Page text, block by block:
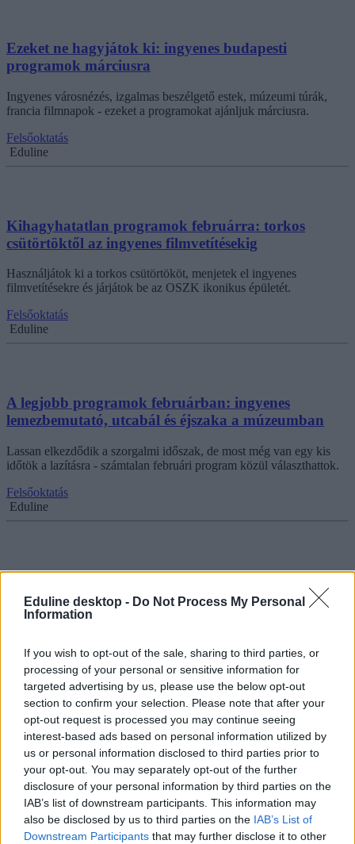
Eduline desktop - Do Not Process My Personal
Information
If you wish to opt-out of the sale, sharing to third parties, or
processing of your personal or sensitive information for
targeted advertising by us, please use the below opt-out
section to confirm your selection. Please note that after your
opt-out request is processed you may continue seeing
interest-based ads based on personal information utilized by
us or personal information disclosed to third parties prior to
your opt-out. You may separately opt-out of the further
disclosure of your personal information by third parties on the
IAB’s list of downstream participants. This information may
also be disclosed by us to third parties on the IAB’s List of
Downstream Participants that may further disclose it to other
Ezeket ne hagyjátok ki: ingyenes budapesti
programok márciusra
Ingyenes városnézés, izgalmas beszélgető estek, múzeumi túrák,
francia filmnapok - ezeket a programokat ajánljuk márciusra.
Felsőoktatás
Eduline
Kihagyhatatlan programok februárra: torkos
csütörtöktől az ingyenes filmvetítésekig
Használjátok ki a torkos csütörtököt, menjetek el ingyenes
filmvetítésekre és járjátok be az OSZK ikonikus épületét.
Felsőoktatás
Eduline
A legjobb programok februárban: ingyenes
lemezbemutató, utcabál és éjszaka a múzeumban
Lassan elkezdődik a szorgalmi időszak, de most még van egy kis
időtök a lazításra - számtalan februári program közül választhattok.
Felsőoktatás
Eduline
Egy zseniális tudós egyetemi évei, két kihagyhatatlan történelmi
versengenek idén a legjobb filmnek járó Oscar-díjért. Programajánló
a szorgalmi időszak első heteire.
Felsőoktatás
Eduline
Ezeket a téli programokat nem szabad kihagyni
Ha ránk hallgattok, a téli begubózás helyett inkább kerestek egy
izgalmas szabadtéri programot. Mit érdemes beiktatni két családi